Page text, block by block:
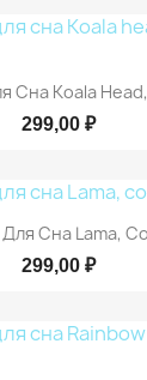
Сна Koala
299,00 ₽
Сна Lama,
299,00 ₽